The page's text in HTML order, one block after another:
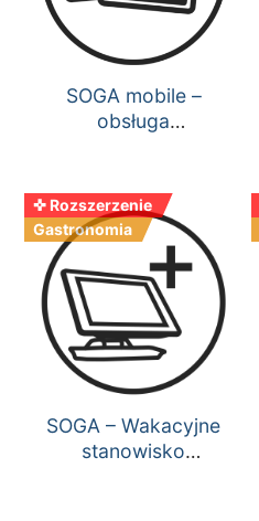
SOGA mobile –
obsługa
✜ Rozszerzenie
Gastronomia
SOGA – Wakacyjne
stanowisko